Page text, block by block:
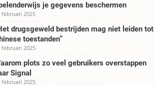
je gegevens beschermen
februari 2025
drugsgeweld bestrijden mag niet leiden tot
toestanden”
februari 2025
plots zo veel gebruikers overstappen
Signal
februari 2025